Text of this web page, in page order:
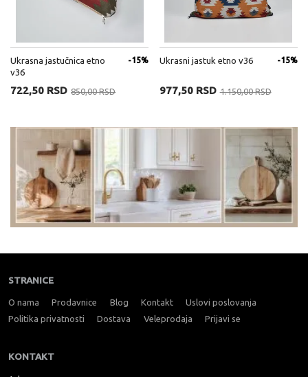
Ukrasna jastučnica etno
v36
-15%
722,50 RSD 850,00 RSD
Ukrasni jastuk etno v36 -15%
977,50 RSD 1.150,00 RSD
STRANICE
O nama Prodavnice Blog Kontakt
Uslovi poslovanja
Politika privatnosti
Dostava Veleprodaja Prijavi se
KONTAKT